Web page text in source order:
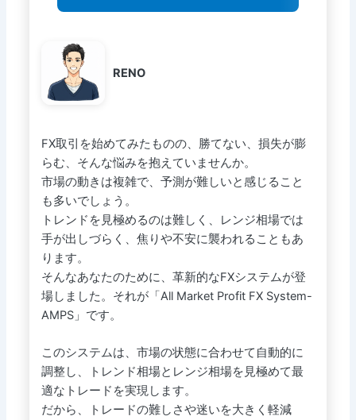
RENO
FX取引を始めてみたものの、勝てない、損失が膨
らむ、そんな悩みを抱えていませんか。
市場の動きは複雑で、予測が難しいと感じること
も多いでしょう。
トレンドを見極めるのは難しく、レンジ相場では
手が出しづらく、焦りや不安に襲われることもあ
ります。
そんなあなたのために、革新的なFXシステムが登
場しました。それが「All Market Profit FX System-
AMPS」です。
このシステムは、市場の状態に合わせて自動的に
調整し、トレンド相場とレンジ相場を見極めて最
適なトレードを実現します。
だから、トレードの難しさや迷いを大きく軽減